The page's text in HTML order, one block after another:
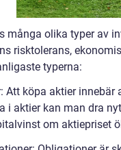
många olika typer av
risktolerans,
typerna:
Att köpa aktier
i aktier kan man dra
om aktiepriset